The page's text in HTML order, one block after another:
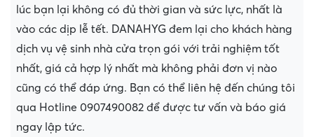
lúc bạn lại không có đủ thời gian và sức lực, nhất là
vào các dịp lễ tết. DANAHYG đem lại cho khách hàng
dịch vụ vệ sinh nhà cửa trọn gói với trải nghiệm tốt
nhất, giá cả hợp lý nhất mà không phải đơn vị nào
cũng có thể đáp ứng. Bạn có thể liên hệ đến chúng tôi
qua Hotline 0907490082 để được tư vấn và báo giá
ngay lập tức.